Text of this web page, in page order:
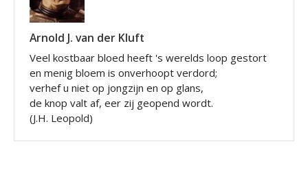
Arnold J. van der Kluft
Veel kostbaar bloed heeft 's werelds loop gestort
en menig bloem is onverhoopt verdord;
verhef u niet op jongzijn en op glans,
de knop valt af, eer zij geopend wordt.
(J.H. Leopold)